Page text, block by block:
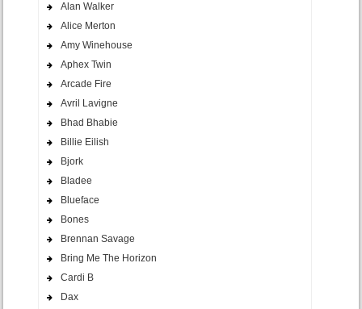
Alan Walker
Alice Merton
Amy Winehouse
Aphex Twin
Arcade Fire
Avril Lavigne
Bhad Bhabie
Billie Eilish
Bjork
Bladee
Blueface
Bones
Brennan Savage
Bring Me The Horizon
Cardi B
Dax